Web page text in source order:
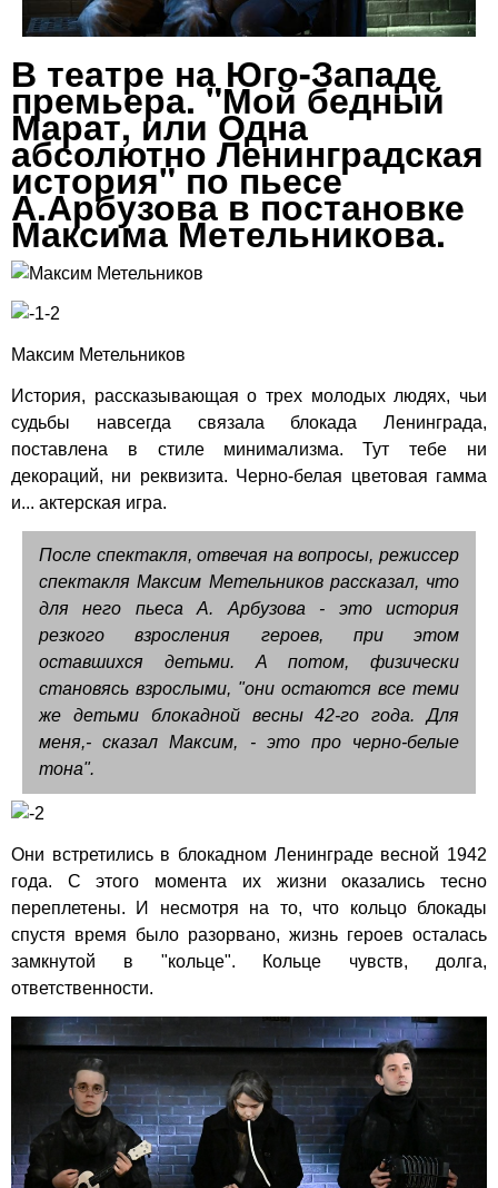
В театре на Юго-Западе
премьера. "Мой бедный
Марат, или Одна
абсолютно Ленинградская
история" по пьесе
А.Арбузова в постановке
Максима Метельникова.
Максим Метельников
История, рассказывающая о трех молодых людях, чьи
судьбы навсегда связала блокада Ленинграда,
поставлена в стиле минимализма. Тут тебе ни
декораций, ни реквизита. Черно-белая цветовая гамма
и... актерская игра.
После спектакля, отвечая на вопросы, режиссер
спектакля Максим Метельников рассказал, что
для него пьеса А. Арбузова - это история
резкого взросления героев, при этом
оставшихся детьми. А потом, физически
становясь взрослыми, "они остаются все теми
же детьми блокадной весны 42-го года. Для
меня,- сказал Максим, - это про черно-белые
тона".
Они встретились в блокадном Ленинграде весной 1942
года. С этого момента их жизни оказались тесно
переплетены. И несмотря на то, что кольцо блокады
спустя время было разорвано, жизнь героев осталась
замкнутой в "кольце". Кольце чувств, долга,
ответственности.